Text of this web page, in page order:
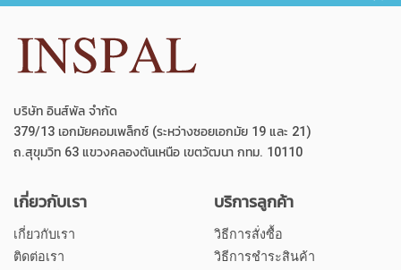
บริษัท อินส์พัล จำกัด
379/13 เอกมัยคอมเพล็กซ์ (ระหว่างซอยเอกมัย 19 และ 21)
ถ.สุขุมวิท 63 แขวงคลองตันเหนือ เขตวัฒนา กทม. 10110
เกี่ยวกับเรา
เกี่ยวกับเรา
ติดต่อเรา
บริการลูกค้า
วิธีการสั่งซื้อ
วิธีการชำระสินค้า